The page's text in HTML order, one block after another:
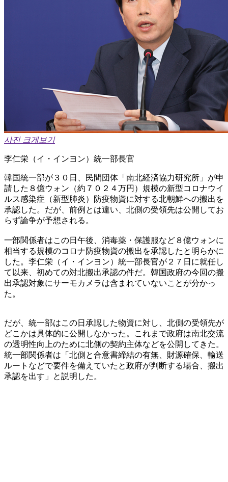
사진 크게보기
李仁栄（イ・インヨン）統一部長官
韓国統一部が３０日、民間団体「南北経済協力研究所」が申
請した８億ウォン（約７０２４万円）規模の新型コロナウイ
ルス感染症（新型肺炎）防疫物資に対する北朝鮮への搬出を
承認した。だが、前例とは違い、北側の受領先は公開してお
らず論争が予想される。
一部関係者はこの日午後、消毒薬・保護服など８億ウォンに
相当する規模のコロナ防疫物資の搬出を承認したと明らかに
した。李仁栄（イ・インヨン）統一部長官が２７日に就任し
て以来、初めての対北搬出承認の件だ。韓国政府の今回の搬
出承認対象にサーモカメラは含まれていないことが分かっ
た。
だが、統一部はこの日承認した物資に対し、北側の受領先が
どこかは具体的に公開しなかった。これまで政府は南北交流
の透明性向上のために北側の契約主体などを公開してきた。
統一部関係者は「北側と合意書締結の有無、財源確保、輸送
ルートなどで要件を備えていたと政府が判断する場合、搬出
承認を出す」と説明した。